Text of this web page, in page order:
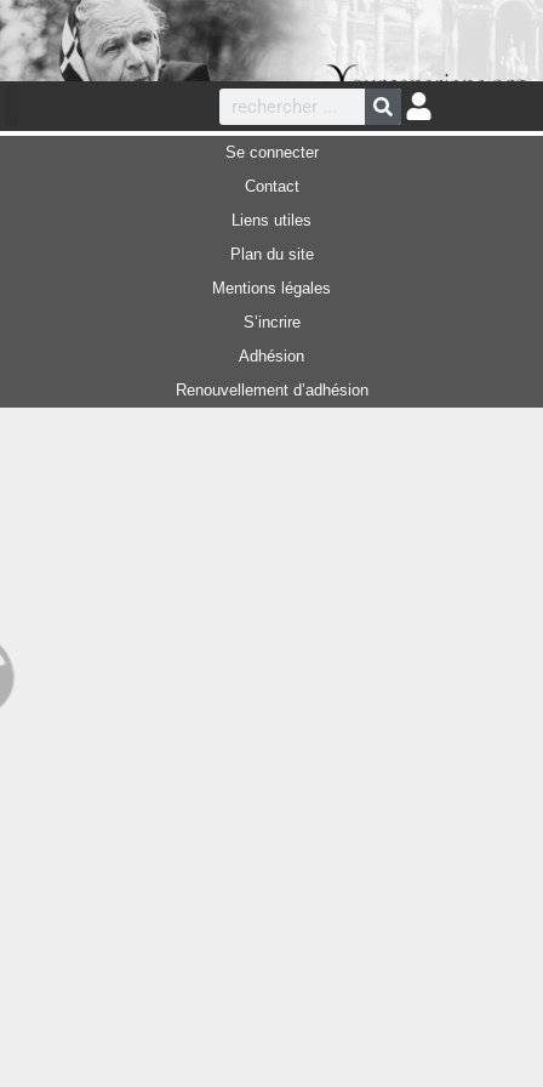
Se connecter
Contact
Liens utiles
Plan du site
Mentions légales
S’incrire
Adhésion
Renouvellement d’adhésion